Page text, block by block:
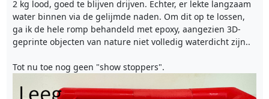
2 kg lood, goed te blijven drijven. Echter, er lekte langzaam
water binnen via de gelijmde naden. Om dit op te lossen,
ga ik de hele romp behandeld met epoxy, aangezien 3D-
geprinte objecten van nature niet volledig waterdicht zijn..
Tot nu toe nog geen "show stoppers".